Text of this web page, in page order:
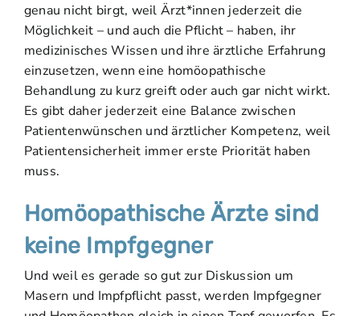
genau nicht birgt, weil Ärzt*innen jederzeit die
Möglichkeit – und auch die Pflicht – haben, ihr
medizinisches Wissen und ihre ärztliche Erfahrung
einzusetzen, wenn eine homöopathische
Behandlung zu kurz greift oder auch gar nicht wirkt.
Es gibt daher jederzeit eine Balance zwischen
Patientenwünschen und ärztlicher Kompetenz, weil
Patientensicherheit immer erste Priorität haben
muss.
Homöopathische Ärzte sind
keine Impfgegner
Und weil es gerade so gut zur Diskussion um
Masern und Impfpflicht passt, werden Impfgegner